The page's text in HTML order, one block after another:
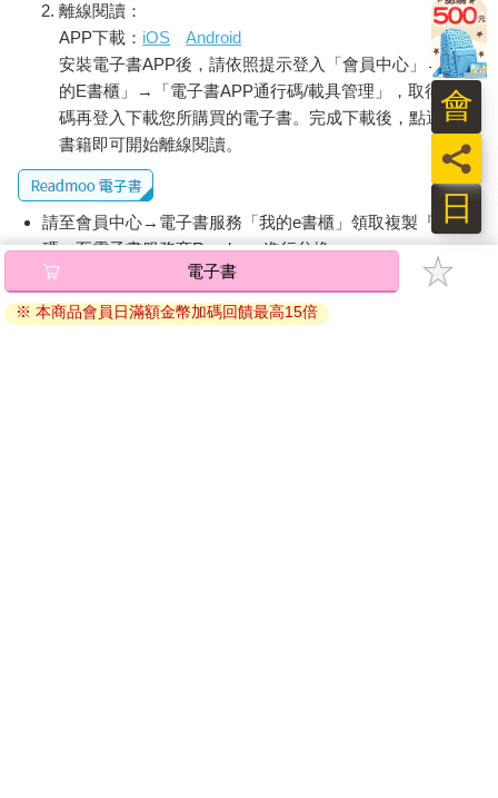
離線閱讀：
APP下載： iOS
Android
安裝電子書APP後，請依照提示登入「會員中心」→「我
的E書櫃」→「電子書APP通行碼/載具管理」，取得通行
碼再登入下載您所購買的電子書。完成下載後，點選任一
書籍即可開始離線閱讀。
請至會員中心→電子書服務「我的e書櫃」領取複製『兌換
碼』至電子書服務商Readmoo進行兌換。
退換貨須知：
因版權保護，您在金石堂所購買的電子書僅能以金石堂專屬
電子書
※ 本商品會員日滿額金幣加碼回饋最高15倍
日
員
會